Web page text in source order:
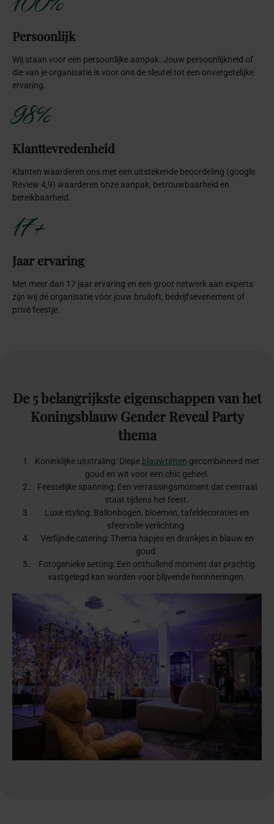
Persoonlijk
Wij staan voor een persoonlijke aanpak. Jouw persoonlijkheid of
die van je organisatie is voor ons de sleutel tot een onvergetelijke
ervaring.
98%
Klanttevredenheid
Klanten waarderen ons met een uitstekende beoordeling (google
Review 4,9) waarderen onze aanpak, betrouwbaarheid en
bereikbaarheid.
17+
Jaar ervaring
Met meer dan 17 jaar ervaring en een groot netwerk aan experts
zijn wij dé organisatie voor jouw bruiloft, bedrijfsevenement of
privé feestje.
De 5belangrijkste eigenschappenvanhet
Koningsblauw Gender Reveal Party
thema
Koninklijke uitstraling: Diepe blauwtinten gecombineerd met
goud en wit voor een chic geheel.
Feestelijke spanning: Een verrassingsmoment dat centraal
staat tijdens het feest.
Luxe styling: Ballonbogen, bloemen, tafeldecoraties en
sfeervolle verlichting.
Verfijnde catering: Thema hapjes en drankjes in blauw en
goud.
Fotogenieke setting: Een onthullend moment dat prachtig
vastgelegd kan worden voor blijvende herinneringen.